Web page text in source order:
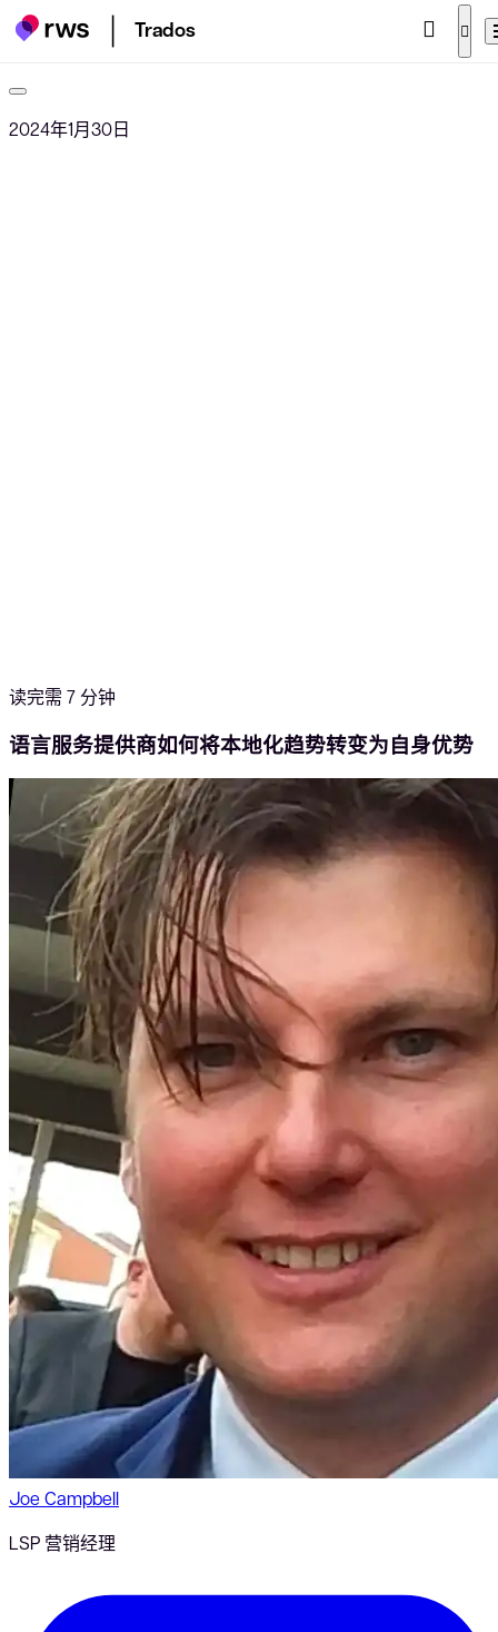
Trados
2024年1月30日
读完需 7 分钟
语言服务提供商如何将本地化趋势转变为自身优势
Joe Campbell
LSP 营销经理